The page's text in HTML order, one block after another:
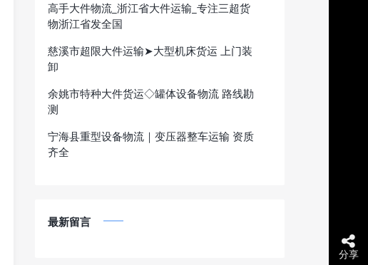
高手大件物流_浙江省大件运输_专注三超货
物浙江省发全国
慈溪市超限大件运输➤大型机床货运 上门装
卸
余姚市特种大件货运◇罐体设备物流 路线勘
测
宁海县重型设备物流｜变压器整车运输 资质
齐全
最新留言
分享